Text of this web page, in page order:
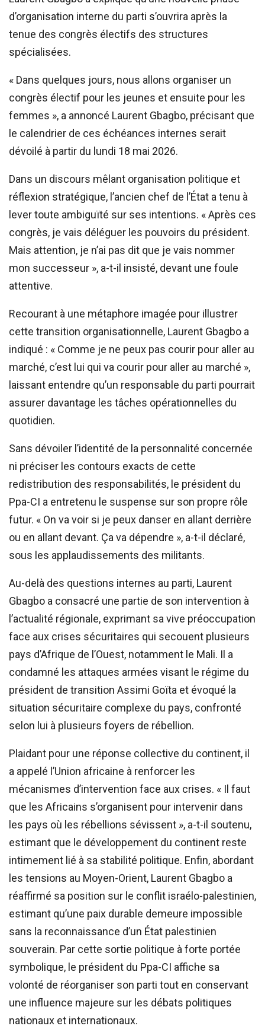
d’organisation interne du parti s’ouvrira après la
tenue des congrès électifs des structures
spécialisées.
« Dans quelques jours, nous allons organiser un
congrès électif pour les jeunes et ensuite pour les
femmes », a annoncé Laurent Gbagbo, précisant que
le calendrier de ces échéances internes serait
dévoilé à partir du lundi 18 mai 2026.
Dans un discours mêlant organisation politique et
réflexion stratégique, l’ancien chef de l’État a tenu à
lever toute ambiguïté sur ses intentions. « Après ces
congrès, je vais déléguer les pouvoirs du président.
Mais attention, je n’ai pas dit que je vais nommer
mon successeur », a-t-il insisté, devant une foule
attentive.
Recourant à une métaphore imagée pour illustrer
cette transition organisationnelle, Laurent Gbagbo a
indiqué : « Comme je ne peux pas courir pour aller au
marché, c’est lui qui va courir pour aller au marché »,
laissant entendre qu’un responsable du parti pourrait
assurer davantage les tâches opérationnelles du
quotidien.
Sans dévoiler l’identité de la personnalité concernée
ni préciser les contours exacts de cette
redistribution des responsabilités, le président du
Ppa-CI a entretenu le suspense sur son propre rôle
futur. « On va voir si je peux danser en allant derrière
ou en allant devant. Ça va dépendre », a-t-il déclaré,
sous les applaudissements des militants.
Au-delà des questions internes au parti, Laurent
Gbagbo a consacré une partie de son intervention à
l’actualité régionale, exprimant sa vive préoccupation
face aux crises sécuritaires qui secouent plusieurs
pays d’Afrique de l’Ouest, notamment le Mali. Il a
condamné les attaques armées visant le régime du
président de transition Assimi Goïta et évoqué la
situation sécuritaire complexe du pays, confronté
selon lui à plusieurs foyers de rébellion.
Plaidant pour une réponse collective du continent, il
a appelé l’Union africaine à renforcer les
mécanismes d’intervention face aux crises. « Il faut
que les Africains s’organisent pour intervenir dans
les pays où les rébellions sévissent », a-t-il soutenu,
estimant que le développement du continent reste
intimement lié à sa stabilité politique. Enfin, abordant
les tensions au Moyen-Orient, Laurent Gbagbo a
réaffirmé sa position sur le conflit israélo-palestinien,
estimant qu’une paix durable demeure impossible
sans la reconnaissance d’un État palestinien
souverain. Par cette sortie politique à forte portée
symbolique, le président du Ppa-CI affiche sa
volonté de réorganiser son parti tout en conservant
une influence majeure sur les débats politiques
nationaux et internationaux.